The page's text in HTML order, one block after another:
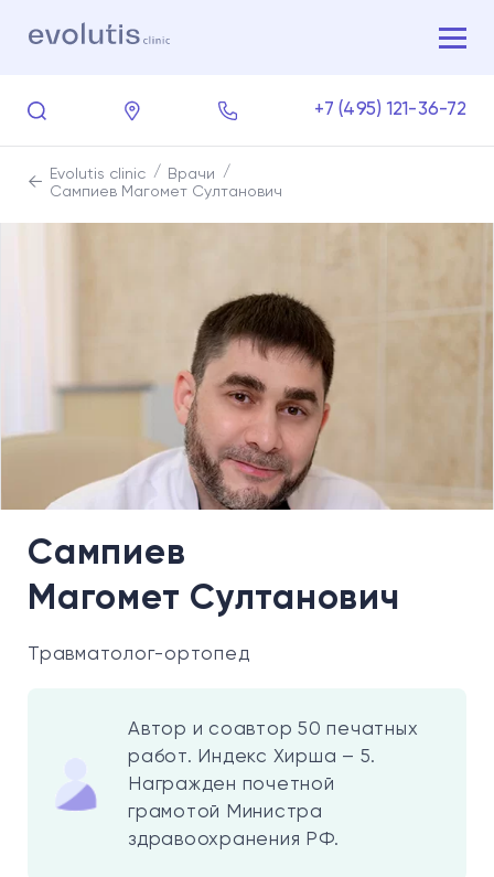
+7 (495) 121-36-72
Evolutis clinic
Врачи
Сампиев Магомет Султанович
Сампиев
Магомет Султанович
Травматолог-ортопед
Автор и соавтор 50 печатных
работ. Индекс Хирша – 5.
Награжден почетной
грамотой Министра
здравоохранения РФ.